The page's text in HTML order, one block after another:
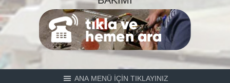
ANA MENÜ İÇİN TIKLAYINIZ